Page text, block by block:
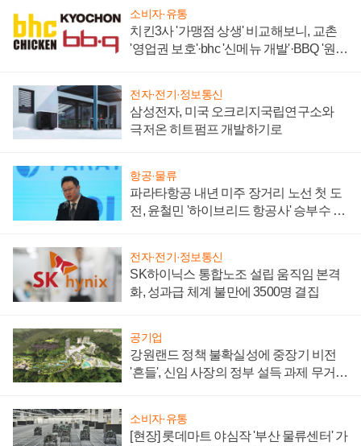
소비자·유통
치킨3사 '가맹점 상생' 비교해보니, 교촌
'영업권 보호'·bhc '신메뉴 개발'·BBQ '원가
전자·전기·정보통신
삼성전자, 미국 오크리지국립연구소와
극저온 히트펌프 개발하기로
항공·물류
파라타항공 내년 미주 장거리 노선 첫 도
전, 윤철민 '하이브리드 항공사' 승부수 통
전자·전기·정보통신
SK하이닉스 통합노조 설립 움직임 본격
화, 성과급 체계 불만에 3500명 결집
공기업
강원랜드 정책 불확실성에 중장기 비전
'흔들', 신임 사장의 정부 설득 과제 무거워
소비자·유통
[현장] 롯데마트 야심작 '부산 물류센터' 가